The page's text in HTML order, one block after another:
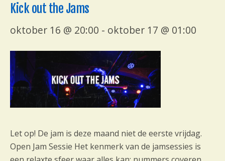
Kick out the Jams
oktober 16 @ 20:00 - oktober 17 @ 01:00
Let op! De jam is deze maand niet de eerste vrijdag.
Open Jam Sessie Het kenmerk van de jamsessies is